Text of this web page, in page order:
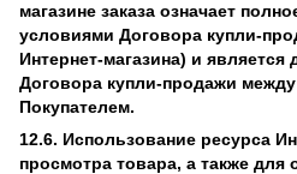
магазине заказа означает
условиями Договора купли-
Интернет-магазина) и является
Договора купли-продажи
Покупателем.
12.6. Использование ресурса
просмотра товара, а также для